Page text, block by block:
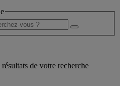
de votre recherche